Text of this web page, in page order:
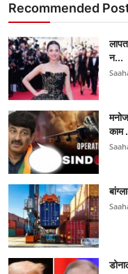
Recommended
न...
काम